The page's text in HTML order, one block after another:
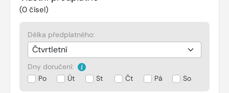
(0 čísel)
Délka předplatného:
Dny doručení:
Po
Út St Čt Pá So